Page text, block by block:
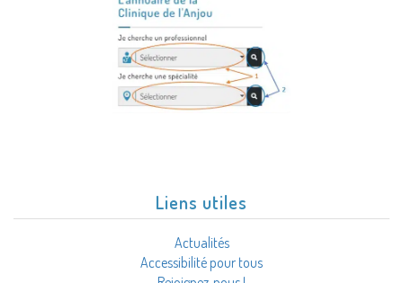
Liens utiles
Actualités
Accessibilité pour tous